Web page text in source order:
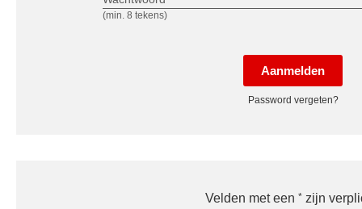
(min. 8 tekens)
Aanmelden
Password vergeten?
Velden met een * zijn